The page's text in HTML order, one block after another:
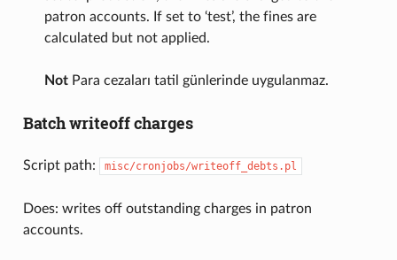
patron accounts. If set to ‘test’, the fines are
calculated but not applied.
NotPara cezaları tatil günlerinde uygulanmaz.
Batch writeoff charges
Script path: misc/cronjobs/writeoff_debts.pl
Does: writes off outstanding charges in patron
accounts.